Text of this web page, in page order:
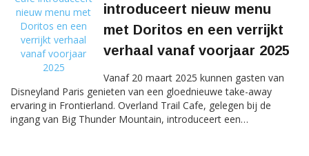
introduceert nieuw menu
met Doritos en een verrijkt
verhaal vanaf voorjaar 2025
Vanaf 20 maart 2025 kunnen gasten van
Disneyland Paris genieten van een gloednieuwe take-away
ervaring in Frontierland. Overland Trail Cafe, gelegen bij de
ingang van Big Thunder Mountain, introduceert een…